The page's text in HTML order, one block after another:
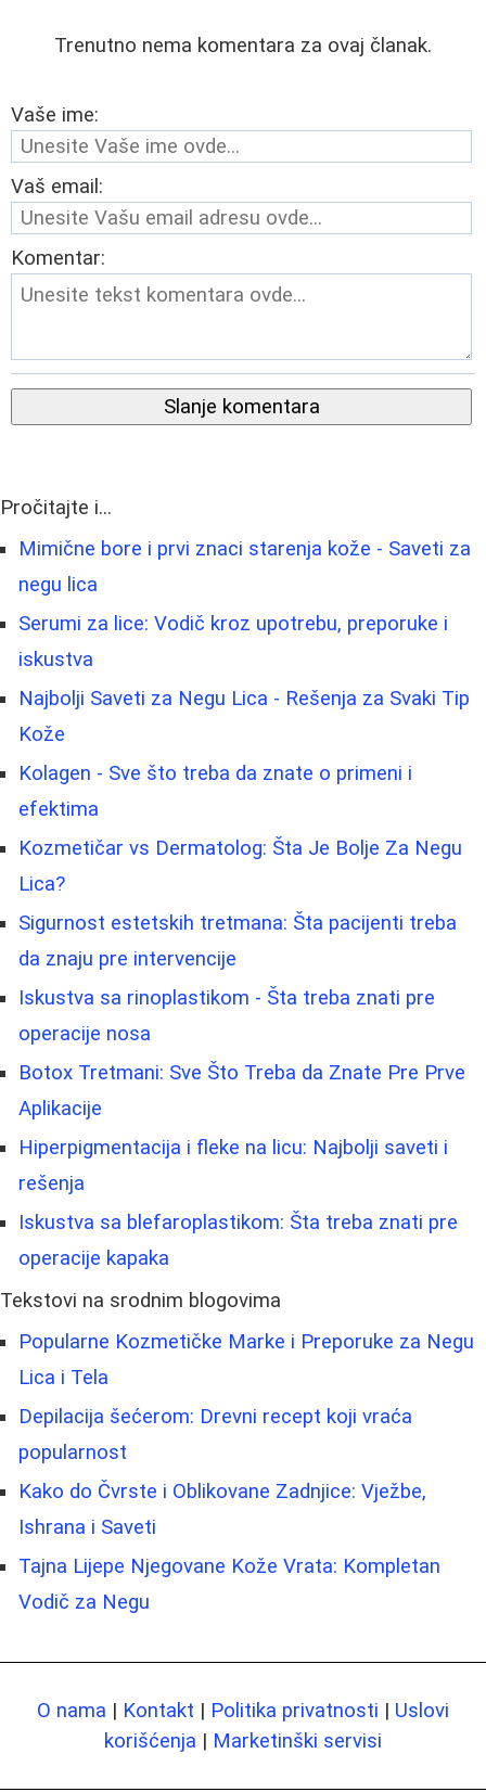
Trenutno nema komentara za ovaj članak.
Vaše ime:
Vaš email:
Komentar:
Slanje komentara
Pročitajte i...
Mimične bore i prvi znaci starenja kože - Saveti za
negu lica
Serumi za lice: Vodič kroz upotrebu, preporuke i
iskustva
Najbolji Saveti za Negu Lica - Rešenja za Svaki Tip
Kože
Kolagen - Sve što treba da znate o primeni i
efektima
Kozmetičar vs Dermatolog: Šta Je Bolje Za Negu
Lica?
Sigurnost estetskih tretmana: Šta pacijenti treba
da znaju pre intervencije
Iskustva sa rinoplastikom - Šta treba znati pre
operacije nosa
Botox Tretmani: Sve Što Treba da Znate Pre Prve
Aplikacije
Hiperpigmentacija i fleke na licu: Najbolji saveti i
rešenja
Iskustva sa blefaroplastikom: Šta treba znati pre
operacije kapaka
Tekstovi na srodnim blogovima
Popularne Kozmetičke Marke i Preporuke za Negu
Lica i Tela
Depilacija šećerom: Drevni recept koji vraća
popularnost
Kako do Čvrste i Oblikovane Zadnjice: Vježbe,
Ishrana i Saveti
Tajna Lijepe Njegovane Kože Vrata: Kompletan
Vodič za Negu
O nama | Kontakt | Politika privatnosti | Uslovi
korišćenja | Marketinški servisi